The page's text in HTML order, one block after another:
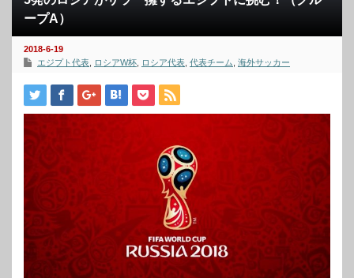
ープA）
2018-6-19
エジプト代表
ロシアW杯 ロシア代表 代表チーム 海外サッカー